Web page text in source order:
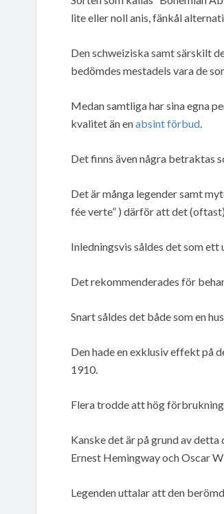
lite eller noll anis, fänkål
Den schweiziska samt särskilt
bedömdes mestadels vara de
Medan samtliga har sina egna
kvalitet än enabsint förbud.
Det finns även några betraktas
Det är många legender samt
fée verte” ) därför att det
Inledningsvis såldes det som
Det rekommenderades för
Snart såldes det både som en
Den hade en exklusiv effekt på
1910.
Flera trodde att hög
Kanske det är på grund av
Ernest Hemingway och Oscar
Legenden uttalar att den